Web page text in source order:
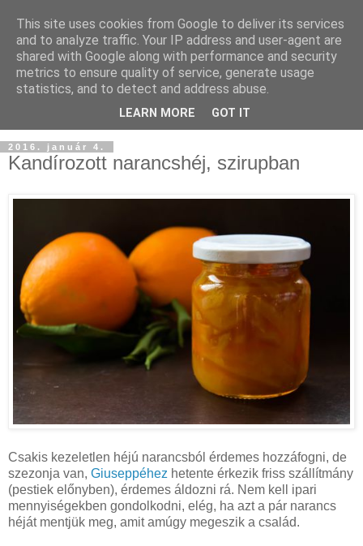
2016. január 4.
Kandírozott narancshéj, szirupban
Csakis kezeletlen héjú narancsból érdemes hozzáfogni, de
szezonja van, Giuseppéhez hetente érkezik friss szállítmány
(pestiek előnyben), érdemes áldozni rá. Nem kell ipari
mennyiségekben gondolkodni, elég, ha azt a pár narancs
héját mentjük meg, amit amúgy megeszik a család.
This site uses cookies from Google to deliver its services
and to analyze traffic. Your IP address and user-agent are
shared with Google along with performance and security
metrics to ensure quality of service, generate usage
statistics, and to detect and address abuse.
LEARN MORE GOT IT